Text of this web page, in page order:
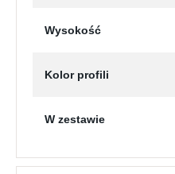
Wysokość
Kolor profili
W zestawie